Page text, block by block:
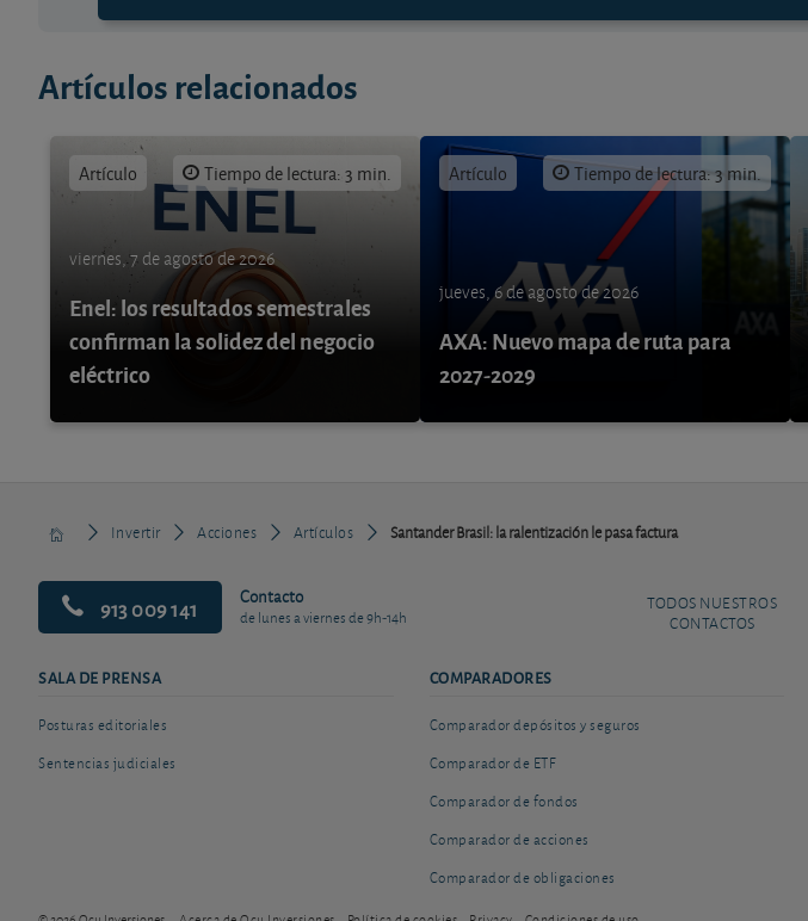
Artículos relacionados
Artículo Tiempo de lectura: 3 min.
viernes, 7 de agosto de 2026
Enel: los resultados semestrales
confirman la solidez del negocio
eléctrico
Artículo Tiempo de lectura: 3 min.
jueves, 6 de agosto de 2026
AXA: Nuevo mapa de ruta para
2027-2029
Invertir Acciones Artículos Santander Brasil: la ralentización le pasa factura
913 009 141 Contacto
de lunes a viernes de 9h-14h
TODOS NUESTROS
CONTACTOS
SALA DE PRENSA
Posturas editoriales
Sentencias judiciales
COMPARADORES
Comparador depósitos y seguros
Comparador de ETF
Comparador de fondos
Comparador de acciones
Comparador de obligaciones